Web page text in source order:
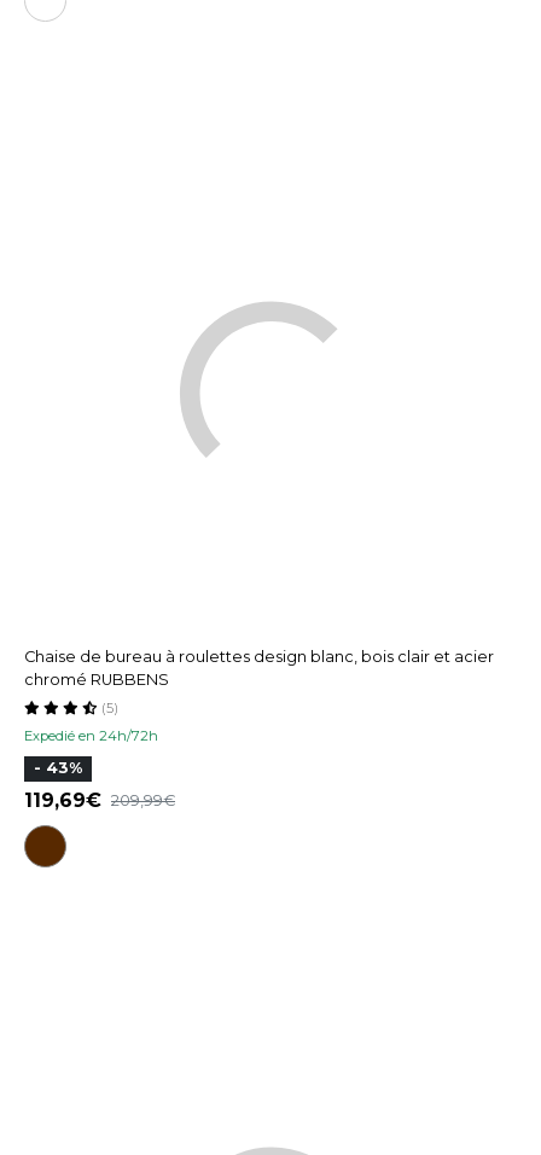
Chaise de bureau à roulettes design blanc, bois clair et acier
chromé RUBBENS
Expedié en 24h/72h
(5)
- 43%
119,69 209,99